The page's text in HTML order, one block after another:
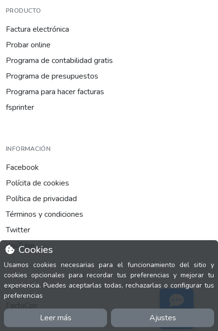
Cookies
Usamos cookies necesarias para el funcionamiento del sitio y
cookies opcionales para recordar tus preferencias y mejorar tu
experiencia. Puedes aceptarlas todas, rechazarlas o configurar tus
preferencias
Leer más Ajustes
PRODUCTO
Factura electrónica
Probar online
Programa de contabilidad gratis
Programa de presupuestos
Programa para hacer facturas
fsprinter
INFORMACIÓN
Facebook
Polícita de cookies
Política de privacidad
Términos y condiciones
Twitter
YouTube
MÁS
Normativa de facturación
Soporte